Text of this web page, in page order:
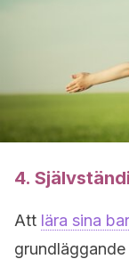
4.
Att lära sina